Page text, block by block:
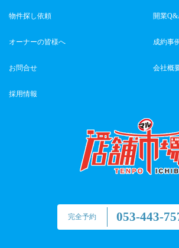
完全予約 053-443-
物件探し依頼 開業
オーナーの皆様へ 成約事
お問合せ 会社概
採用情報